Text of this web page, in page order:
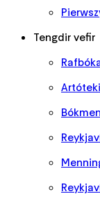
Tengdir vefir